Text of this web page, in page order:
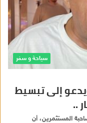
سياحة و سفر
إلى تبسيط
..
المستثمرين، أن